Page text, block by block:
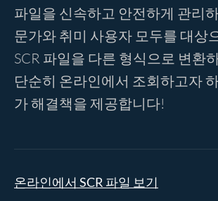
파일을 신속하고 안전하게 관리
문가와 취미 사용자 모두를 대상
SCR 파일을 다른 형식으로 변환
단순히 온라인에서 조회하고자
가 해결책을 제공합니다!
온라인에서 SCR 파일 보기